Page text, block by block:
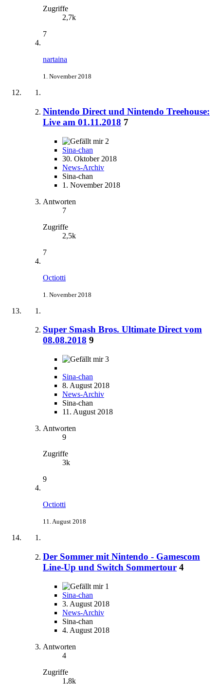
Zugriffe
2,7k
7
nartaina
1. November 2018
Nintendo Direct und Nintendo Treehouse:
Live am 01.11.2018 7
2
Sina-chan
30. Oktober 2018
News-Archiv
Sina-chan
1. November 2018
Antworten
7
Zugriffe
2,5k
7
Octiotti
1. November 2018
Super Smash Bros. Ultimate Direct vom
08.08.2018 9
3
Sina-chan
8. August 2018
News-Archiv
Sina-chan
11. August 2018
Antworten
9
Zugriffe
3k
9
Octiotti
11. August 2018
Der Sommer mit Nintendo - Gamescom
Line-Up und Switch Sommertour 4
1
Sina-chan
3. August 2018
News-Archiv
Sina-chan
4. August 2018
Antworten
4
Zugriffe
1,8k